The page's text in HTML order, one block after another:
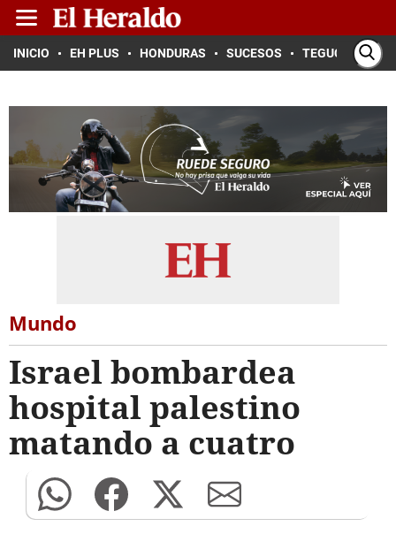
INICIO EH PLUS HONDURAS SUCESOS TEGUCIGALPA
Mundo
Israel bombardea
hospital palestino
matando a cuatro